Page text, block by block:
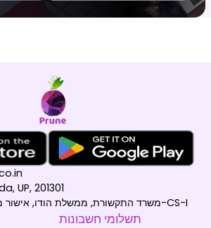
UP, 201301
משרד התקשורת, ממשלת הודו, אישור מס' 808-07 /2021-CS-I
תשלומי חשבונות